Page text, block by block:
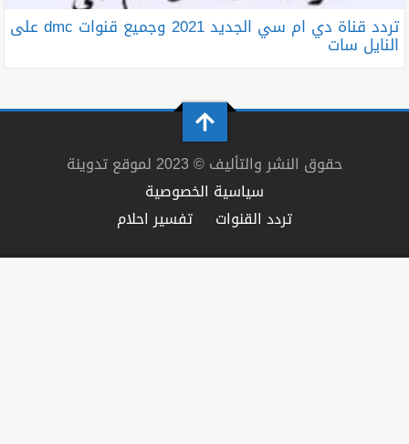
تردد قناة دي ام سي الجديد 2021 وجميع قنوات dmc على
النايل سات
حقوق النشر والتأليف © 2023 لموقع تدوينة
سياسية الخصوصية
تردد القنوات
تفسير احلام